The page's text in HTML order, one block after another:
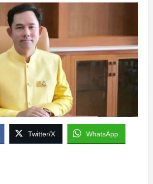
Twitter/X WhatsApp